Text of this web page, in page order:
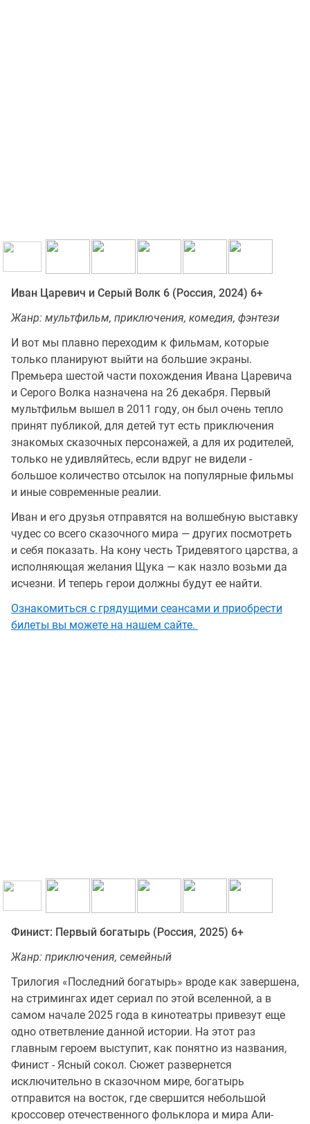
Иван Царевич и Серый Волк 6 (Россия, 2024) 6+
Жанр: мультфильм, приключения, комедия, фэнтези
И вот мы плавно переходим к фильмам, которые
только планируют выйти на большие экраны.
Премьера шестой части похождения Ивана Царевича
и Серого Волка назначена на 26 декабря. Первый
мультфильм вышел в 2011 году, он был очень тепло
принят публикой, для детей тут есть приключения
знакомых сказочных персонажей, а для их родителей,
только не удивляйтесь, если вдруг не видели -
большое количество отсылок на популярные фильмы
и иные современные реалии.
Иван и его друзья отправятся на волшебную выставку
чудес со всего сказочного мира — других посмотреть
и себя показать. На кону честь Тридевятого царства, а
исполняющая желания Щука — как назло возьми да
исчезни. И теперь герои должны будут ее найти.
Ознакомиться с грядущими сеансами и приобрести
билеты вы можете на нашем сайте.
Финист: Первый богатырь (Россия, 2025) 6+
Жанр: приключения, семейный
Трилогия «Последний богатырь» вроде как завершена,
на стримингах идет сериал по этой вселенной, а в
самом начале 2025 года в кинотеатры привезут еще
одно ответвление данной истории. На этот раз
главным героем выступит, как понятно из названия,
Финист - Ясный сокол. Сюжет развернется
исключительно в сказочном мире, богатырь
отправится на восток, где свершится небольшой
кроссовер отечественного фольклора и мира Али-